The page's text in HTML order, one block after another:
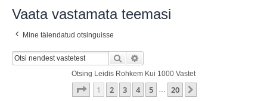
Vaata vastamata teemasi
Mine täiendatud otsinguisse
Otsi
Otsing Leidis Rohkem Kui 1000 Vastet
1 . Leht20 -st
1 2 3 4 5 … 20